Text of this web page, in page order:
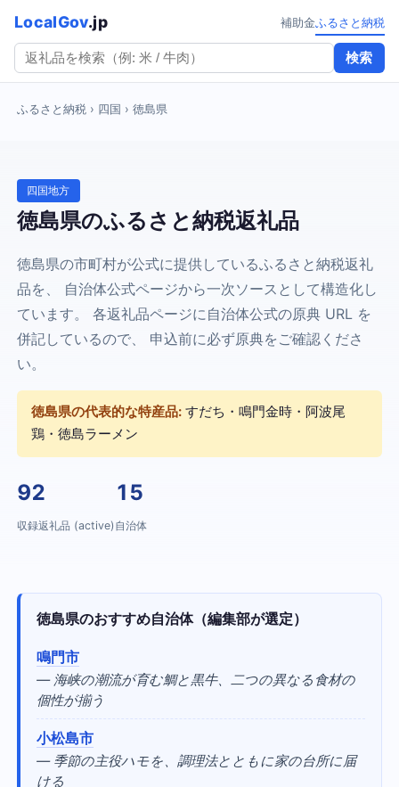
LocalGov.jp
検索
補助金ふるさと納税
ふるさと納税 › 四国 › 徳島県
四国地方
徳島県のふるさと納税返礼品
徳島県の市町村が公式に提供しているふるさと納税返礼
品を、 自治体公式ページから一次ソースとして構造化し
ています。 各返礼品ページに自治体公式の原典 URL を
併記しているので、 申込前に必ず原典をご確認くださ
い。
徳島県の代表的な特産品: すだち・鳴門金時・阿波尾
鶏・徳島ラーメン
92
収録返礼品 (active)
15
自治体
徳島県のおすすめ自治体（編集部が選定）
鳴門市
— 海峡の潮流が育む鯛と黒牛、二つの異なる食材の
個性が揃う
小松島市
— 季節の主役ハモを、調理法とともに家の台所に届
ける